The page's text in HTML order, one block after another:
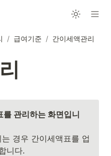
/ 급여기준 / 간이세액관리
관리하는 화면입니
경우 간이세액표를 업
니다.